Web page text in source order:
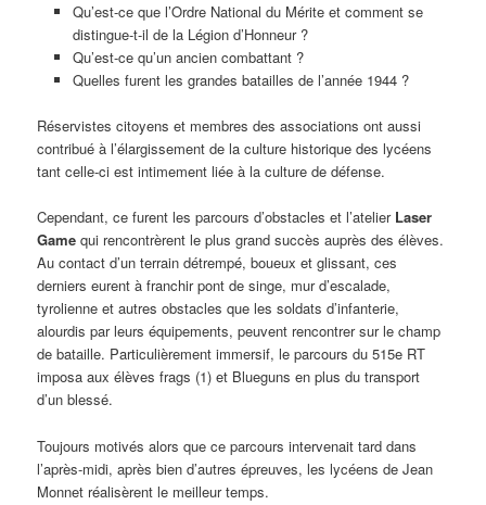
Qu’est-ce que l’Ordre National du Mérite et comment se
distingue-t-il de la Légion d’Honneur ?
Qu’est-ce qu’un ancien combattant ?
Quelles furent les grandes batailles de l’année 1944 ?
Réservistes citoyens et membres des associations ont aussi
contribué à l’élargissement de la culture historique des lycéens
tant celle-ci est intimement liée à la culture de défense.
Cependant, ce furent les parcours d’obstacles et l’atelier Laser
Game qui rencontrèrent le plus grand succès auprès des élèves.
Au contact d’un terrain détrempé, boueux et glissant, ces
derniers eurent à franchir pont de singe, mur d’escalade,
tyrolienne et autres obstacles que les soldats d’infanterie,
alourdis par leurs équipements, peuvent rencontrer sur le champ
de bataille. Particulièrement immersif, le parcours du 515e RT
imposa aux élèves frags (1) et Blueguns en plus du transport
d’un blessé.
Toujours motivés alors que ce parcours intervenait tard dans
l’après-midi, après bien d’autres épreuves, les lycéens de Jean
Monnet réalisèrent le meilleur temps.